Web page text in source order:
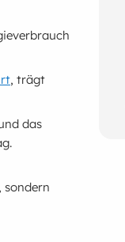
, trägt
das